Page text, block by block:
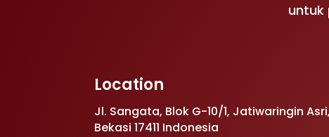
untuk
Location
Jl. Sangata, Blok G-10/1, Jatiwaringin
Bekasi 17411 Indonesia